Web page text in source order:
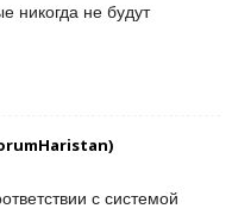
никогда не будут
с системой